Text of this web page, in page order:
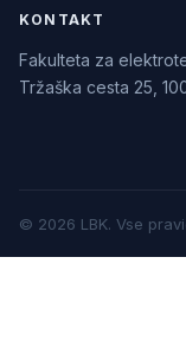
KONTAKT
Fakulteta za
Tržaška cesta 25,
© 2026 LBK. Vse